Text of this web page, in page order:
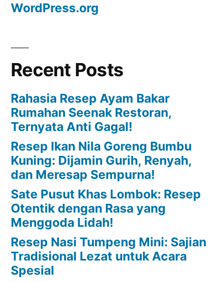
WordPress.org
Recent Posts
Rahasia Resep Ayam Bakar
Rumahan Seenak Restoran,
Ternyata Anti Gagal!
Resep Ikan Nila Goreng Bumbu
Kuning: Dijamin Gurih, Renyah,
dan Meresap Sempurna!
Sate Pusut Khas Lombok: Resep
Otentik dengan Rasa yang
Menggoda Lidah!
Resep Nasi Tumpeng Mini: Sajian
Tradisional Lezat untuk Acara
Spesial